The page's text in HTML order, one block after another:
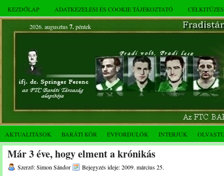
KEZDŐLAP ADATKEZELÉSI ÉS COOKIE TÁJÉKOZTATÓ
2026. augusztus 7.péntek
AKTUALITÁSOK BARÁTI KÖR ÉVFORDULÓK INTERJÚK
Már 3 éve, hogy elment a krónikás
Szerző: Simon Sándor Bejegyzés ideje: 2009. március 25.